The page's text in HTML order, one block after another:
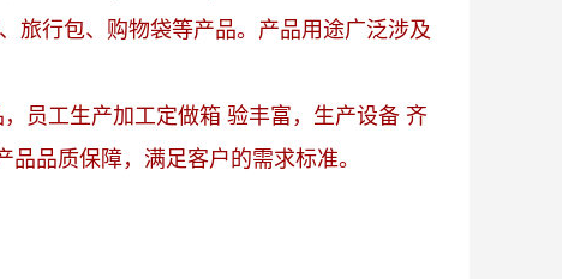
旅行包、购物袋等产品。产品用途广泛涉及
员工生产加工定做箱 验丰富，生产设备 齐
品质保障，满足客户的需求标准。